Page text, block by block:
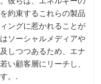
約束するこれらの製品
ングに惹かれることが
ソーシャルメディアや
しつつあるため、エナ
い顧客層にリーチし、
。.